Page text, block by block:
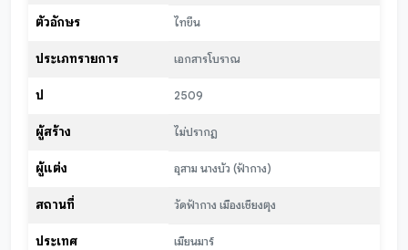
ตัวอักษร ไทขึน
ประเภทรายการ เอกสารโบราณ
ปี 2509
ผู้สร้าง ไม่ปรากฏ
ผู้แต่ง อุสาม นางบัว (ฟ้ากาง)
สถานที่ วัดฟ้ากาง เมืองเชียงตุง
ประเทศ เมียนมาร์